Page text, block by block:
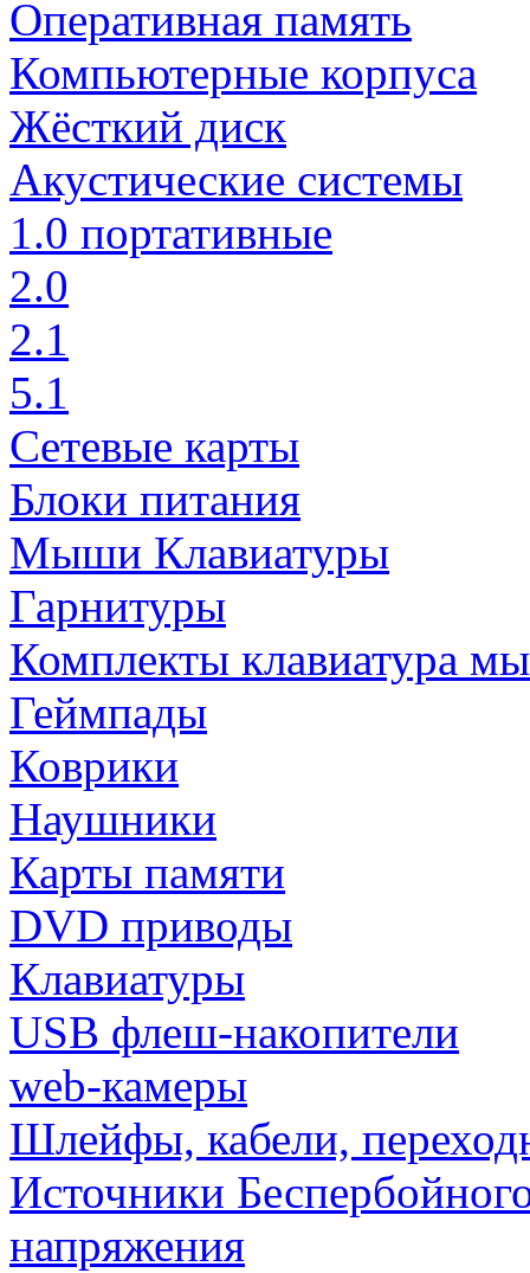
Оперативная память
Компьютерные корпуса
Жёсткий диск
Акустические системы
1.0 портативные
2.0
2.1
5.1
Сетевые карты
Блоки питания
Мыши Клавиатуры
Гарнитуры
Комплекты клавиатура
Геймпады
Коврики
Наушники
Карты памяти
DVD приводы
Клавиатуры
USB флеш-накопители
web-камеры
Шлейфы, кабели,
Источники
напряжения